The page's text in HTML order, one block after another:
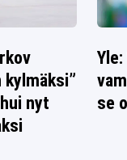
nyt
Yle:
se